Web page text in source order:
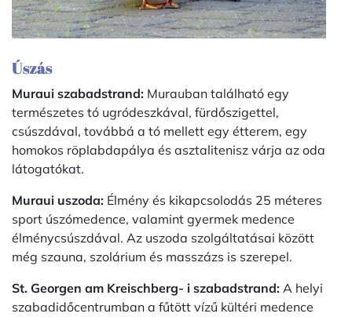
Úszás
Muraui szabadstrand: Murauban található egy
természetes tó ugródeszkával, fürdőszigettel,
csúszdával, továbbá a tó mellett egy étterem, egy
homokos röplabdapálya és asztalitenisz várja az oda
látogatókat.
Muraui uszoda: Élmény és kikapcsolodás 25 méteres
sport úszómedence, valamint gyermek medence
élménycsúszdával. Az uszoda szolgáltatásai között
még szauna, szolárium és masszázs is szerepel.
St. Georgen am Kreischberg- i szabadstrand: A helyi
szabadidőcentrumban a fűtött vízű kültéri medence